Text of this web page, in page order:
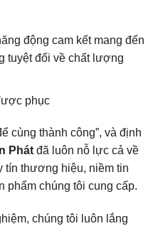
động cam kết mang đến
tuyệt đối về chất lượng
phục
cùng thành công”, và định
Phát đã luôn nỗ lực cả về
tín thương hiệu, niềm tin
phẩm chúng tôi cung cấp.
chúng tôi luôn lắng